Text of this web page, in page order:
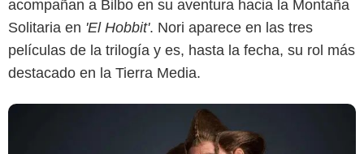
acompañan a Bilbo en su aventura hacia la Montaña
Solitaria en 'El Hobbit'. Nori aparece en las tres
películas de la trilogía y es, hasta la fecha, su rol más
destacado en la Tierra Media.